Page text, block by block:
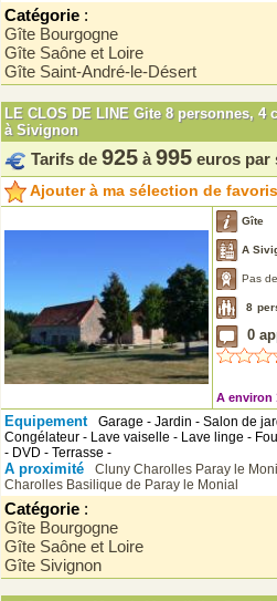
Catégorie :
Gîte Bourgogne
Gîte Saône et Loire
Gîte Saint-André-le-Désert
LE CLOS DE LINE Gite 8 personnes, 4
à Sivignon
Tarifs de 925 à 995 euros par
Ajouter à ma sélection de
Gîte
A
Pas
8
0
A environ
Equipement
Garage - Jardin - Salon de
Congélateur - Lave vaiselle - Lave linge -
- DVD - Terrasse -
A proximité Cluny Charolles Paray le
Charolles Basilique de Paray le Monial
Catégorie :
Gîte Bourgogne
Gîte Saône et Loire
Gîte Sivignon